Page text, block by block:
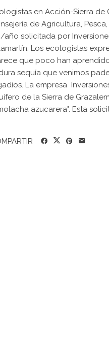
en Acción-Sierra
de Agricultura,
año solicitada por
Los ecologistas
que poco han
sequía que venimos
La empresa
de la Sierra de
azucarera". Esta